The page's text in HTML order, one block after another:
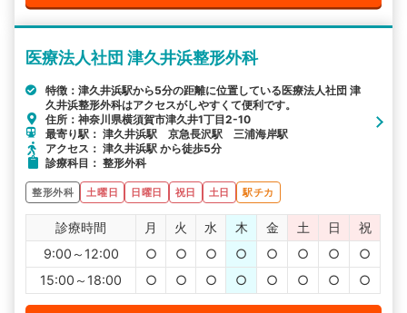
医療法人社団 津久井浜整形外科
特徴：津久井浜駅から5分の距離に位置している医療法人社団 津
久井浜整形外科はアクセスがしやすくて便利です。
住所：神奈川県横須賀市津久井1丁目2-10
最寄り駅： 津久井浜駅 京急長沢駅 三浦海岸駅
アクセス： 津久井浜駅 から徒歩5分
診療科目： 整形外科
整形外科 土曜日 日曜日 祝日 土日 駅チカ
診療時間 月 火 水 木 金 土 日
祝
9:00～12:00
○ ○ ○ ○ ○ ○ ○
○
15:00～18:00
○ ○ ○ ○ ○ ○ ○ ○